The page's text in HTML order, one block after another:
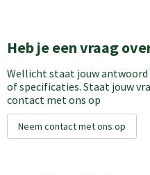
Heb je een vraag
Wellicht staat jouw
of specificaties. Staat jouw
contact met ons op
Neem contact met ons op